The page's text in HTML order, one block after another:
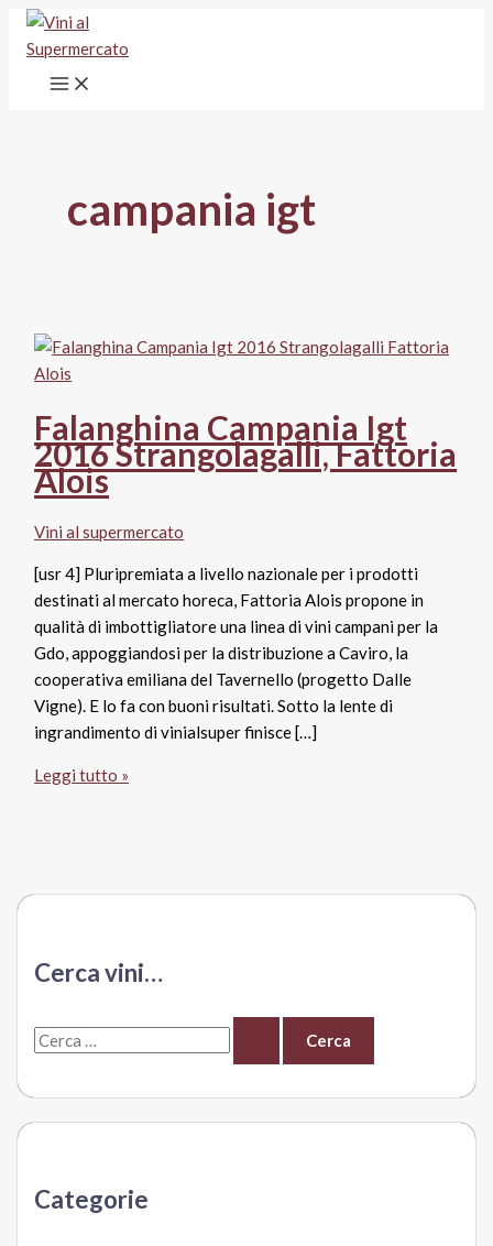
Vai
contenuto
campania igt
Falanghina Campania Igt
2016 Strangolagalli, Fattoria
Alois
Vini al supermercato
[usr 4] Pluripremiata a livello nazionale per i prodotti
destinati al mercato horeca, Fattoria Alois propone in
qualità di imbottigliatore una linea di vini campani per la
Gdo, appoggiandosi per la distribuzione a Caviro, la
cooperativa emiliana del Tavernello (progetto Dalle
Vigne). E lo fa con buoni risultati. Sotto la lente di
ingrandimento di vinialsuper finisce […]
Falanghina
Leggi tutto »
Cerca vini…
C
r
:Categorie